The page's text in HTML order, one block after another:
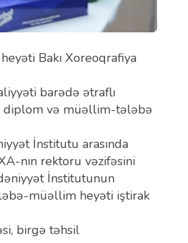
Bakı Xoreoqrafiya
barədə ətraflı
diplom və müəllim-tələbə
İnstitutu arasında
nın rektoru vəzifəsini
İnstitutunun
müəllim heyəti iştirak
birgə təhsil